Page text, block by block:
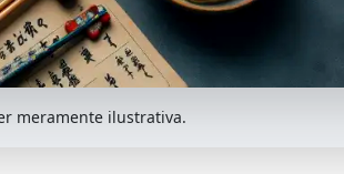
meramente ilustrativa.